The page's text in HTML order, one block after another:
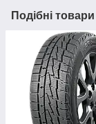
Подібні